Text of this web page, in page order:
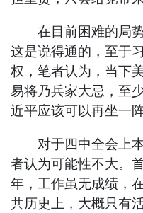
在目前困难的局势
这是说得通的，至于
权，笔者认为，当下
易将乃兵家大忌，至
近平应该可以再坐一阵
对于四中全会上本
者认为可能性不大。
年，工作虽无成绩，
共历史上，大概只有